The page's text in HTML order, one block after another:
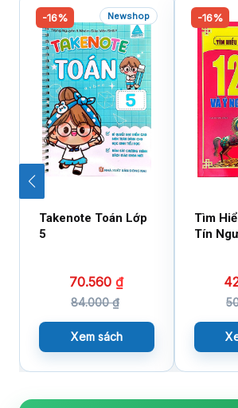
-16% Newshop
Takenote Toán Lớp
5
70.560₫
84.000₫
Xem sách
-16%
Tìm
Tín
Tham